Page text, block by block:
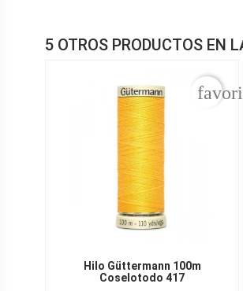
5 OTROS PRODUCTOS EN
Hilo Güttermann 100m
Coselotodo 417